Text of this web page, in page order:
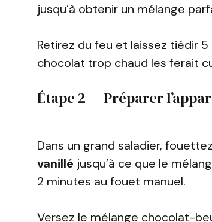
jusqu’à obtenir un mélange
Retirez du feu et laissez tiédir
chocolat trop chaud les ferait
Étape 2 — Préparer
Dans un grand saladier,
vanillé jusqu’à ce que le
2 minutes au fouet manuel.
Versez le mélange chocolat-